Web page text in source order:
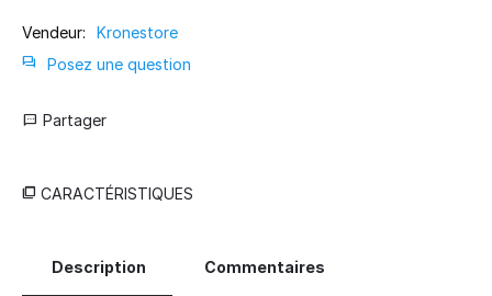
Vendeur:
Kronestore
Posez une question
Partager
CARACTÉRISTIQUES
Description Commentaires